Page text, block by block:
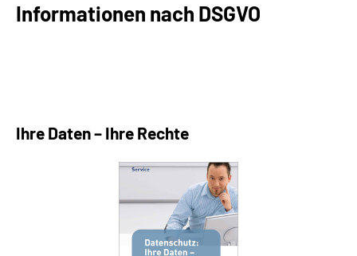
Rente
Informationen nach DSGVO
Ihre Daten – Ihre Rechte